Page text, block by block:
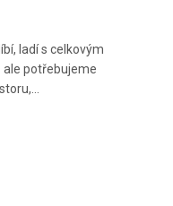
ladí s celkovým
ale potřebujeme